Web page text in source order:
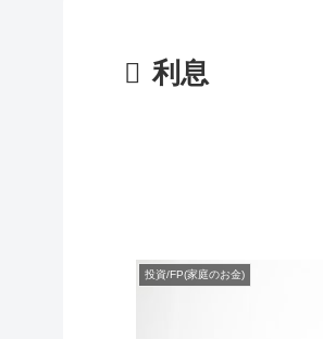
利息
投資/FP(家庭のお金)